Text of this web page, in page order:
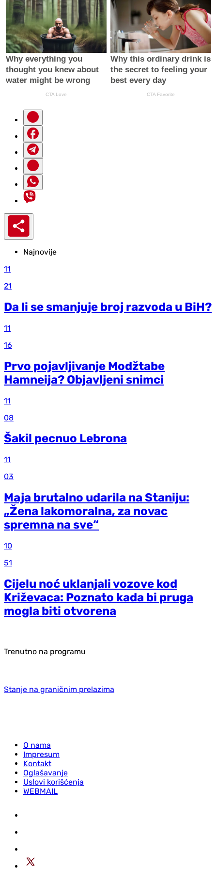
Najnovije
11
21
Da li se smanjuje broj razvoda u BiH?
11
16
Prvo pojavljivanje Modžtabe
Hamneija? Objavljeni snimci
11
08
Šakil pecnuo Lebrona
11
03
Maja brutalno udarila na Staniju:
„Žena lakomoralna, za novac
spremna na sve“
10
51
Cijelu noć uklanjali vozove kod
Križevaca: Poznato kada bi pruga
mogla biti otvorena
Trenutno na programu
Stanje na graničnim prelazima
O nama
Impresum
Kontakt
Oglašavanje
Uslovi korišćenja
WEBMAIL